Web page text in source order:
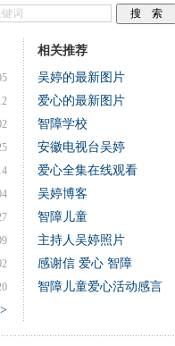
相关推荐
吴婷的最新图片
爱心的最新图片
智障学校
安徽电视台吴婷
爱心全集在线观看
吴婷博客
智障儿童
主持人吴婷照片
感谢信 爱心 智障
智障儿童爱心活动感言